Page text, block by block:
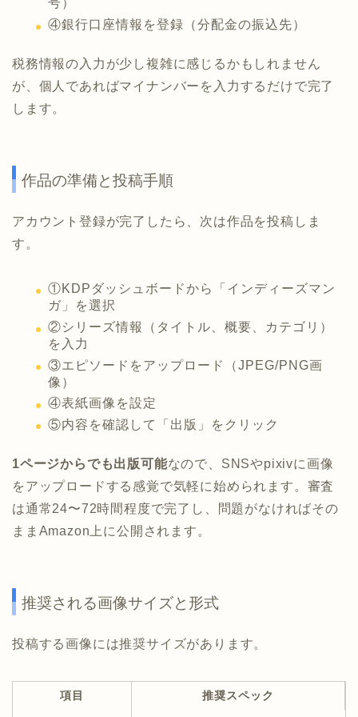
号）
④銀行口座情報を登録（分配金の振込先）
税務情報の入力が少し複雑に感じるかもしれません
が、個人であればマイナンバーを入力するだけで完了
します。
作品の準備と投稿手順
アカウント登録が完了したら、次は作品を投稿しま
す。
①KDPダッシュボードから「インディーズマン
ガ」を選択
②シリーズ情報（タイトル、概要、カテゴリ）
を入力
③エピソードをアップロード（JPEG/PNG画
像）
④表紙画像を設定
⑤内容を確認して「出版」をクリック
1ページからでも出版可能なので、SNSやpixivに画像
をアップロードする感覚で気軽に始められます。審査
は通常24〜72時間程度で完了し、問題がなければその
ままAmazon上に公開されます。
推奨される画像サイズと形式
投稿する画像には推奨サイズがあります。
項目 推奨スペック